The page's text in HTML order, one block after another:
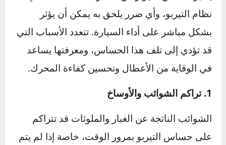
عند ملاحظة أي من هذه الأعراض، يجب التوجه إلى
مركز صيانة متخصص لفحص الحساس واستبداله إذا
لزم الأمر. الصيانة الدورية تساهم في الحفاظ على
أداء التيربو والمحرك على المدى الطويل.
أسباب تلف حساس التيربو
يعتبر حساس التيربو من المكونات الحساسة في